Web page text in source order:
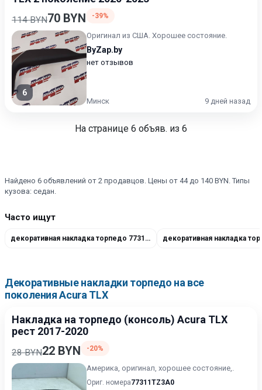
114 BYN70 BYN -39%
6
Оригинал из США. Хорошее состояние.
ByZap.by
нет отзывов
Минск 9 дней назад
На странице 6 объяв. из 6
Найдено 6 объявлений от 2 продавцов. Цены от 44 до 140 BYN. Типы
кузова: седан.
Часто ищут
декоративная накладка торпедо 77313-TGV-A22ZH
Декоративные накладки торпедо на все
поколения Acura TLX
Накладка на торпедо (консоль) Acura TLX
рест 2017-2020
28 BYN22 BYN -20%
Америка, оригинал, хорошее состояние,.
Ориг. номера77311TZ3A0